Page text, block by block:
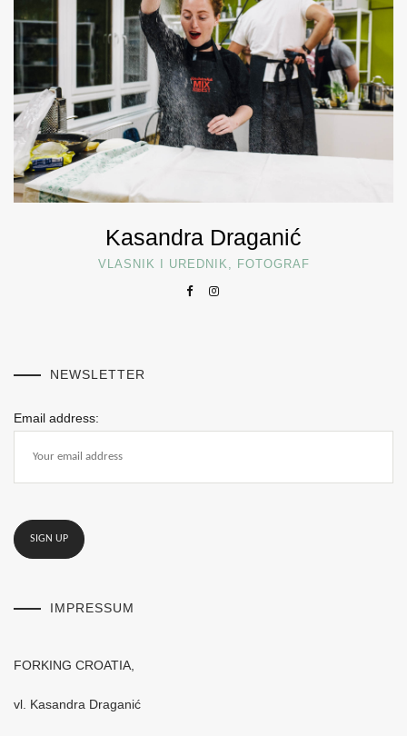
Kasandra Draganić
VLASNIK I UREDNIK, FOTOGRAF
NEWSLETTER
Email address:
IMPRESSUM
FORKING CROATIA,
vl. Kasandra Draganić